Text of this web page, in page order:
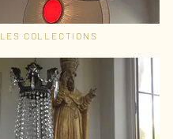
LES COLLECTIONS